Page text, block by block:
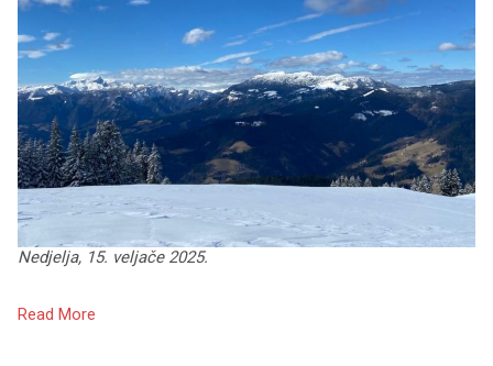
Nedjelja, 15. veljače 2025.
Read More